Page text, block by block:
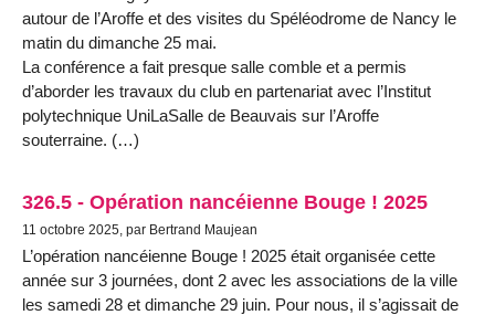
autour de l’Aroffe et des visites du Spéléodrome de Nancy le
matin du dimanche 25 mai.
La conférence a fait presque salle comble et a permis
d’aborder les travaux du club en partenariat avec l’Institut
polytechnique UniLaSalle de Beauvais sur l’Aroffe
souterraine. (…)
326.5 - Opération nancéienne Bouge ! 2025
11 octobre 2025, par Bertrand Maujean
L’opération nancéienne Bouge ! 2025 était organisée cette
année sur 3 journées, dont 2 avec les associations de la ville
les samedi 28 et dimanche 29 juin. Pour nous, il s’agissait de